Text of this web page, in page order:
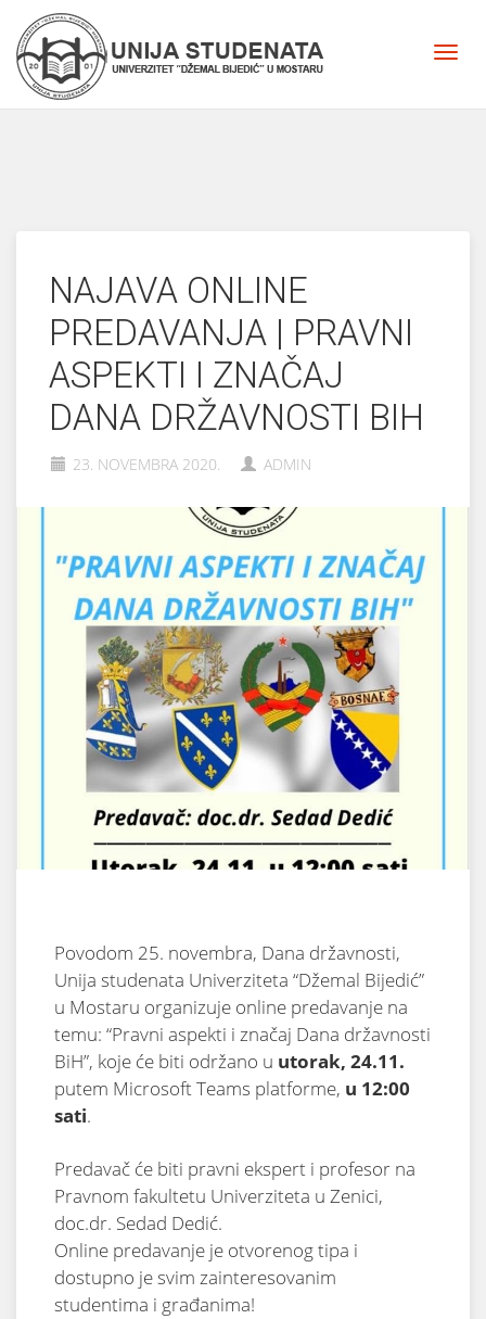
NAJAVA ONLINE
PREDAVANJA | PRAVNI
ASPEKTI I ZNAČAJ
DANA DRŽAVNOSTI BIH
23. NOVEMBRA 2020. ADMIN
Povodom 25. novembra, Dana državnosti,
Unija studenata Univerziteta “Džemal Bijedić”
u Mostaru organizuje online predavanje na
temu: “Pravni aspekti i značaj Dana državnosti
BiH”, koje će biti održano u utorak, 24.11.
putem Microsoft Teams platforme, u 12:00
sati.
Predavač će biti pravni ekspert i profesor na
Pravnom fakultetu Univerziteta u Zenici,
doc.dr. Sedad Dedić.
Online predavanje je otvorenog tipa i
dostupno je svim zainteresovanim
studentima i građanima!